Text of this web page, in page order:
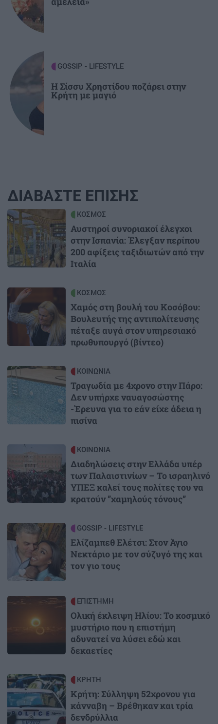
δεκαετίες
GOSSIP - LIFESTYLE
Η Σίσσυ Χρηστίδου ποζάρει στην
Κρήτη με μαγιό
ΔΙΑΒΑΣΤΕ ΕΠΙΣΗΣ
Image ΚΟΣΜΟΣ
Αυστηροί συνοριακοί έλεγχοι
στην Ισπανία: Έλεγξαν περίπου
200 αφίξεις ταξιδιωτών από την
Ιταλία
Image ΚΟΣΜΟΣ
Χαμός στη βουλή του Κοσόβου:
Βουλευτής της αντιπολίτευσης
πέταξε αυγά στον υπηρεσιακό
πρωθυπουργό (βίντεο)
Image ΚΟΙΝΩΝΙΑ
Τραγωδία με 4χρονο στην Πάρο:
Δεν υπήρχε ναυαγοσώστης
-Έρευνα για το εάν είχε άδεια η
πισίνα
ΚΟΙΝΩΝΙΑ
Διαδηλώσεις στην Ελλάδα υπέρ
των Παλαιστινίων – Το ισραηλινό
ΥΠΕΞ καλεί τους πολίτες του να
κρατούν ”χαμηλούς τόνους”
Image GOSSIP - LIFESTYLE
Ελίζαμπεθ Ελέτσι: Στον Άγιο
Νεκτάριο με τον σύζυγό της και
τον γιο τους
Image ΕΠΙΣΤΗΜΗ
Ολική έκλειψη Ηλίου: Το κοσμικό
μυστήριο που η επιστήμη
αδυνατεί να λύσει εδώ και
δεκαετίες
Image ΚΡΗΤΗ
Κρήτη: Σύλληψη 52χρονου για
κάνναβη – Βρέθηκαν και τρία
δενδρύλλια